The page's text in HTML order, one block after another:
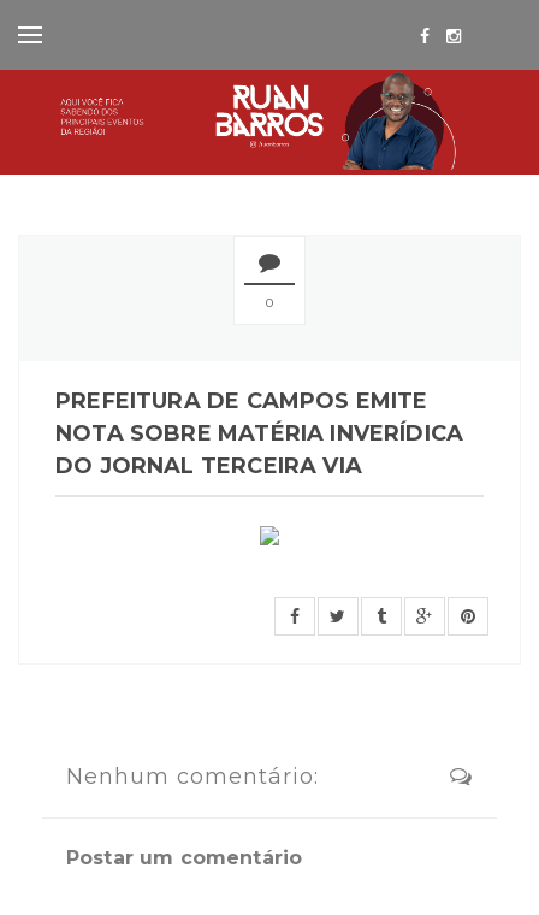
0
PREFEITURA DE CAMPOS EMITE
NOTA SOBRE MATÉRIA INVERÍDICA
DO JORNAL TERCEIRA VIA
Nenhum comentário:
Postar um comentário